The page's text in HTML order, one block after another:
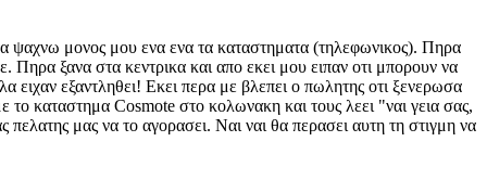
ψαχνω μονος μου ενα ενα τα καταστηματα (τηλεφωνικος). Πηρα
ξανα στα κεντρικα και απο εκει μου ειπαν οτι μπορουν να
εξαντληθει! Εκει περα με βλεπει ο πωλητης οτι ξενερωσα
καταστημα Cosmote στο κολωνακη και τους λεει "ναι γεια σας,
μας να το αγορασει. Ναι ναι θα περασει αυτη τη στιγμη να